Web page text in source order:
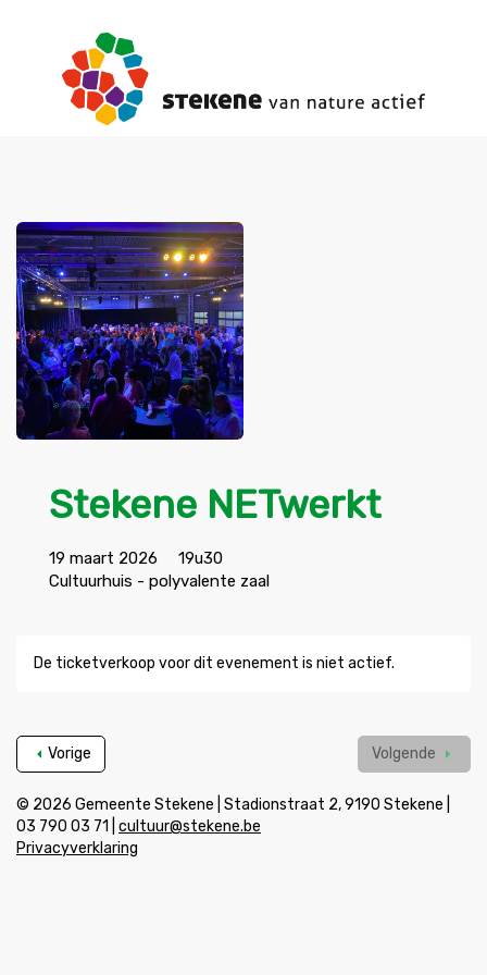
Stekene NETwerkt
19 maart 2026
19u30
Cultuurhuis - polyvalente zaal
De ticketverkoop voor dit evenement is niet actief.
Vorige Volgende
© 2026 Gemeente Stekene | Stadionstraat 2, 9190 Stekene |
03 790 03 71 | cultuur@stekene.be
Privacyverklaring